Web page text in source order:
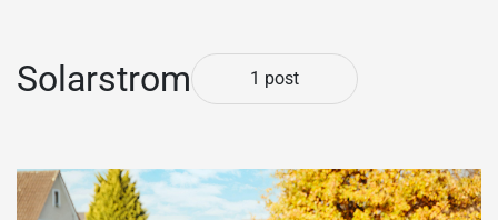
Solarstrom 1 post